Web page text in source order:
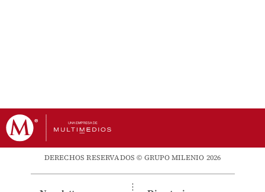
DERECHOS RESERVADOS © GRUPO MILENIO 2026